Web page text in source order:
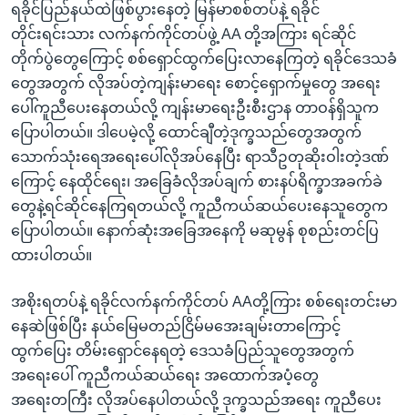
နေရာ
သို့
ကျော်
ရန်
ရခိုင်ပြည်နယ်ထဲဖြစ်ပွားနေတဲ့ မြန်မာစစ်တပ်နဲ့ ရခိုင်
တိုင်းရင်းသား လက်နက်ကိုင်တပ်ဖွဲ့ AA တို့အကြား ရင်ဆိုင်
တိုက်ပွဲတွေကြောင့် စစ်ရှောင်ထွက်ပြေးလာနေကြတဲ့ ရခိုင်ဒေသခံ
တွေအတွက် လိုအပ်တဲ့ကျန်းမာရေး စောင့်ရှောက်မှုတွေ အရေး
ပေါ်ကူညီပေးနေတယ်လို့ ကျန်းမာရေးဦးစီးဌာန တာဝန်ရှိသူက
ပြောပါတယ်။ ဒါပေမဲ့လို့ ထောင်ချီတဲ့ဒုက္ခသည်တွေအတွက်
သောက်သုံးရေအရေးပေါ်လိုအပ်နေပြီး ရာသီဥတုဆိုးဝါးတဲ့ဒဏ်
ကြောင့် နေထိုင်ရေး၊ အခြေခံလိုအပ်ချက် စားနပ်ရိက္ခာအခက်ခဲ
တွေနဲ့ရင်ဆိုင်နေကြရတယ်လို့ ကူညီကယ်ဆယ်ပေးနေသူတွေက
ပြောပါတယ်။ နောက်ဆုံးအခြေအနေကို မဆုမွန် စုစည်းတင်ပြ
ထားပါတယ်။
အစိုးရတပ်နဲ့ ရခိုင်လက်နက်ကိုင်တပ် AAတို့ကြား စစ်ရေးတင်းမာ
နေဆဲဖြစ်ပြီး နယ်မြေမတည်ငြိမ်မအေးချမ်းတာကြောင့်
ထွက်ပြေး တိမ်းရှောင်နေရတဲ့ ဒေသခံပြည်သူတွေအတွက်
အရေးပေါ် ကူညီကယ်ဆယ်ရေး အထောက်အပံ့တွေ
အရေးတကြီး လိုအပ်နေပါတယ်လို့ ဒုက္ခသည်အရေး ကူညီပေး